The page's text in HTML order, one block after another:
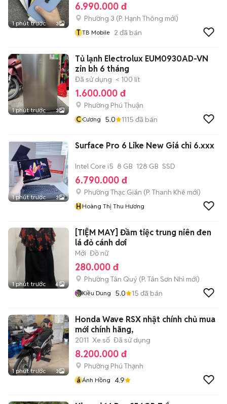
1 phút trước 3
6.990.000 đ
Phường 3 (P. Hạnh Thông mới)
T TB Mobile 2 đã bán
1 phút trước 3
Tủ lạnh Electrolux EUM0930AD-VN
zin bh 6 tháng
Đã sử dụng < 100 lít
1.600.000 đ
Phường Phú Thuận
CCương 5.0 1115 đã bán
1 phút trước 3
Surface Pro 6 Like New Giá chỉ 6.xxx
Intel Core i5 8 GB 128 GB SSD
6.790.000 đ
Phường Thạc Gián (P. Thanh Khê mới)
HHoàng Thị Thu Hương
1 phút trước 6
[TIỆM MAY] Đầm tiệc trung niên đen
lá đỏ cánh dơi
Mới Đồ nữ
280.000 đ
Phường Tân Quý (P. Tân Sơn Nhì mới)
Kiều Dung 5.0 15 đã bán
1 phút trước 3
Honda Wave RSX nhật chính chủ mua
mới chính hãng,
2011 Xe số Đã sử dụng
8.200.000 đ
Phường Phú Thạnh
á Ánh Hồng 4.9